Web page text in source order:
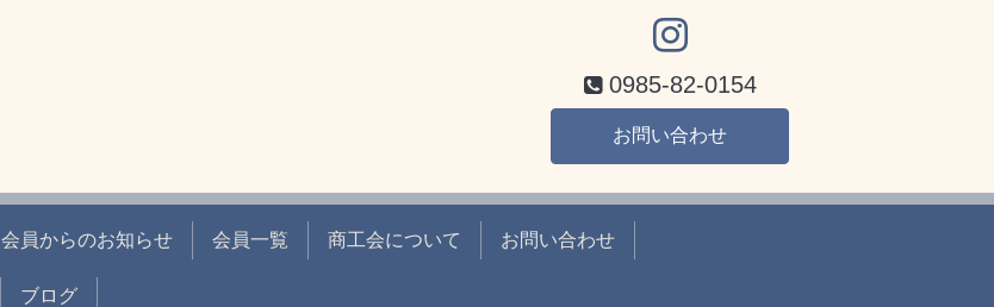
0985-82-0154
お問い合わせ
会員からのお知らせ 会員一覧 商工会について お問い合わせ
ブログ